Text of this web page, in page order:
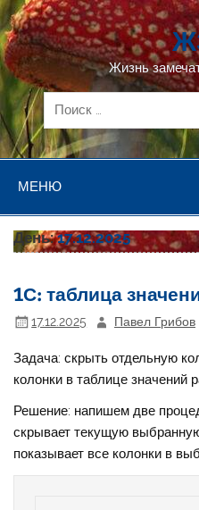
Перейти
к
содержимому
Жизнь
МЕНЮ
День:17.12.2025
1С: таблица
17.12.2025 Павел Грибов
Задача: скрыть отдельную
колонки в таблице значений
Решение: напишем две
скрывает текущую
показывает все колонки в